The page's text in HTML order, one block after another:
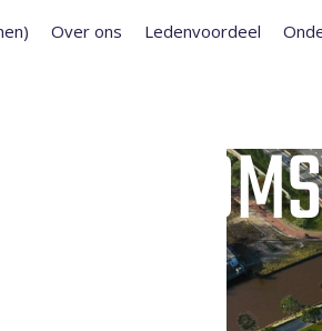
Over ons Ledenvoordeel